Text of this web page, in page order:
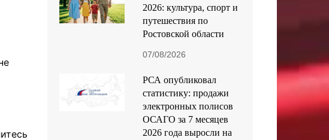
2026: культура, спорт и
путешествия по
Ростовской области
07/08/2026
РСА опубликовал
статистику: продажи
электронных полисов
ОСАГО за 7 месяцев
2026 года выросли на